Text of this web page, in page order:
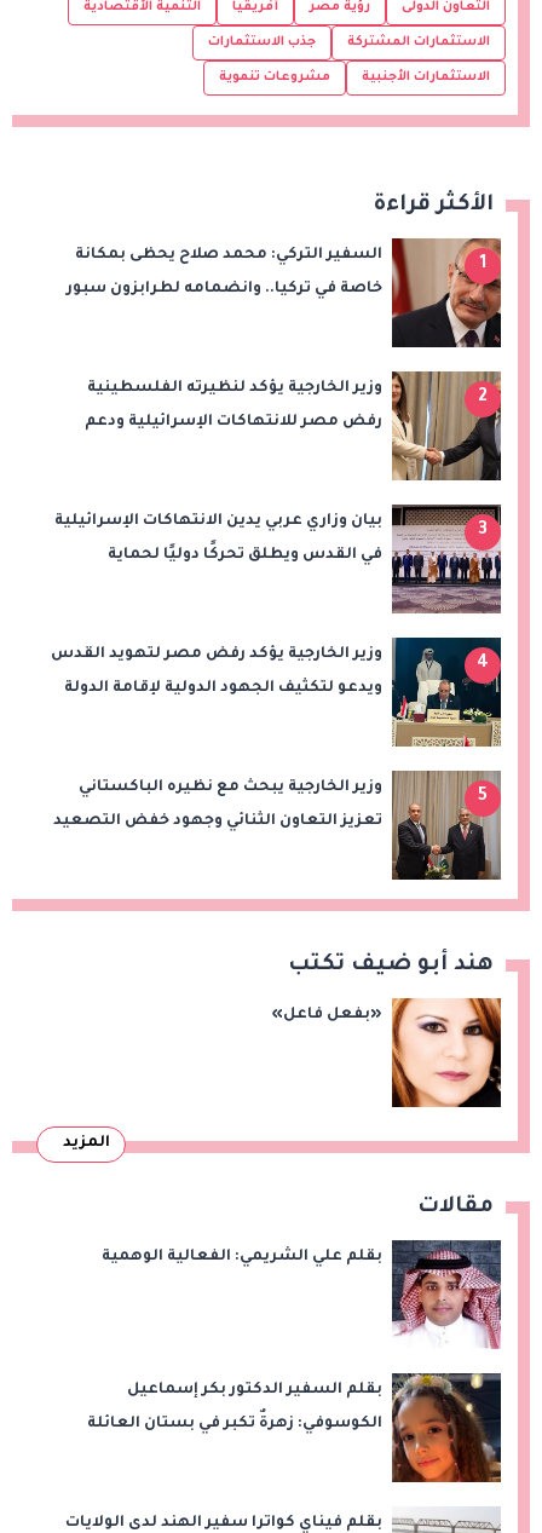
التعاون الدولى رؤية مصر أفريقيا التنمية الأقتصادية
الاستثمارات المشتركة جذب الاستثمارات
الاستثمارات الأجنبية مشروعات تنموية
الأكثر قراءة
1
السفير التركي: محمد صلاح يحظى بمكانة
خاصة في تركيا.. وانضمامه لطرابزون سبور
2
وزير الخارجية يؤكد لنظيرته الفلسطينية
رفض مصر للانتهاكات الإسرائيلية ودعم
3
بيان وزاري عربي يدين الانتهاكات الإسرائيلية
في القدس ويطلق تحركًا دوليًا لحماية
4
وزير الخارجية يؤكد رفض مصر لتهويد القدس
ويدعو لتكثيف الجهود الدولية لإقامة الدولة
5
وزير الخارجية يبحث مع نظيره الباكستاني
تعزيز التعاون الثنائي وجهود خفض التصعيد
هند أبو ضيف تكتب
«بفعل فاعل»
المزيد
مقالات
بقلم علي الشريمي: الفعالية الوهمية
بقلم السفير الدكتور بكر إسماعيل
الكوسوفي: زهرةٌ تكبر في بستان العائلة
بقلم فيناي كواترا سفير الهند لدى الولايات